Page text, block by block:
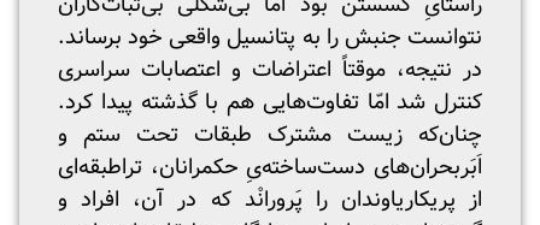
نتوانست جنبش را به پتانسیل واقعی خود برساند.
در نتیجه‌، موقتاً اعتراضات و اعتصابات سراسری
کنترل شد امّا تفاوت‌هایی هم با گذشته پیدا کرد.
چنان‌که زیست مشترک طبقات تحت ستم و
اَبَربحران‌های دست‌ساخته‌یِ حکمرانان، تراطبقه‌ای
از پریکاریاوندان را پَرورانْد که در آن، افراد و